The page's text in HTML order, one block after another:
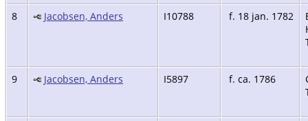
8 Jacobsen, Anders I10788 f. 18 jan. 1782
9 Jacobsen, Anders I5897 f. ca. 1786